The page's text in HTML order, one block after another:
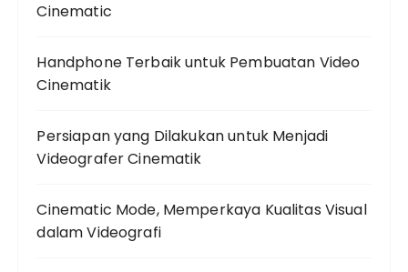
Cinematic
Handphone Terbaik untuk Pembuatan Video
Cinematik
Persiapan yang Dilakukan untuk Menjadi
Videografer Cinematik
Cinematic Mode, Memperkaya Kualitas Visual
dalam Videografi